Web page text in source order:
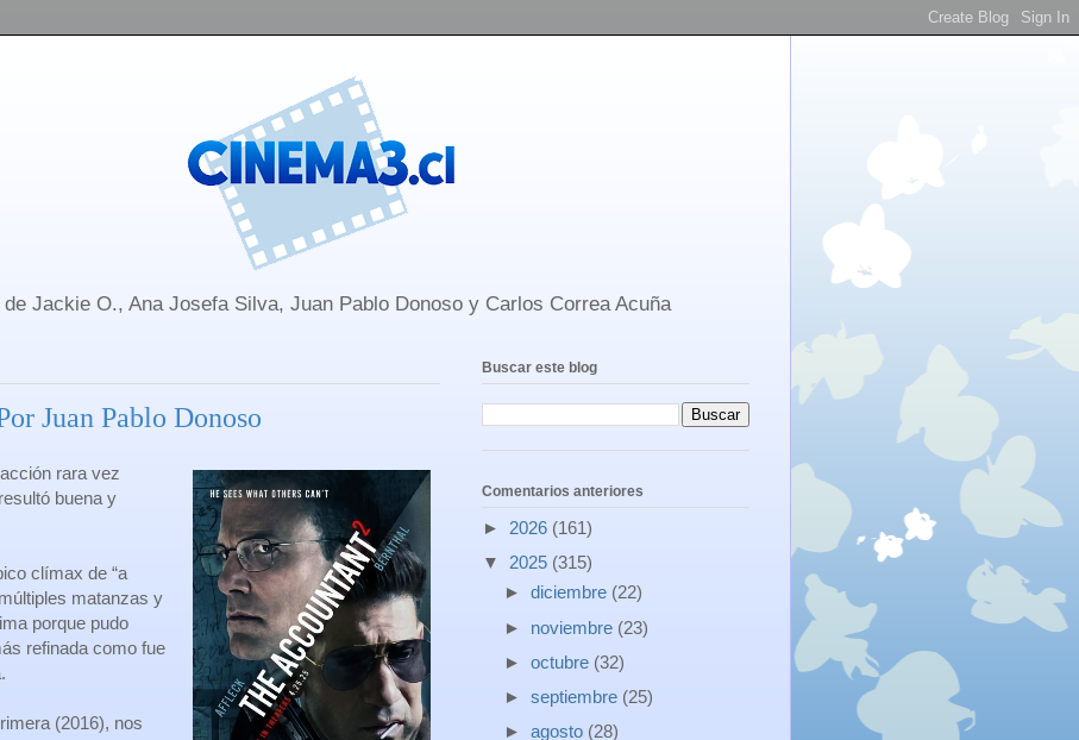
Jackie O., Ana Josefa Silva, Juan Pablo Donoso y Carlos Correa Acuña
Juan Pablo Donoso
rara vez
buena y
clímax de “a
matanzas y
porque pudo
refinada como fue
(2016), nos
Buscar este blog
Comentarios anteriores
► 2026 (161)
▼ 2025 (315)
► diciembre (22)
► noviembre (23)
► octubre (32)
► septiembre (25)
► agosto (28)